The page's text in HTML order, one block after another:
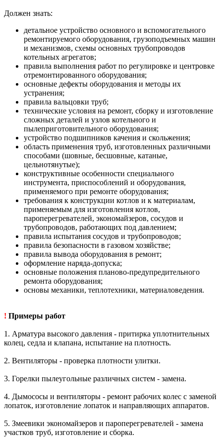
Должен знать:
детальное устройство основного и вспомогательного
ремонтируемого оборудования, грузоподъемных машин
и механизмов, схемы основных трубопроводов
котельных агрегатов;
правила выполнения работ по регулировке и центровке
отремонтированного оборудования;
основные дефекты оборудования и методы их
устранения;
правила вальцовки труб;
технические условия на ремонт, сборку и изготовление
сложных деталей и узлов котельного и
пылеприготовительного оборудования;
устройство подшипников качения и скольжения;
область применения труб, изготовленных различными
способами (шовные, бесшовные, катаные,
цельнотянутые);
конструктивные особенности специального
инструмента, приспособлений и оборудования,
применяемого при ремонте оборудования;
требования к конструкции котлов и к материалам,
применяемым для изготовления котлов,
пароперегревателей, экономайзеров, сосудов и
трубопроводов, работающих под давлением;
правила испытания сосудов и трубопроводов;
правила безопасности в газовом хозяйстве;
правила вывода оборудования в ремонт;
оформление наряда-допуска;
основные положения планово-предупредительного
ремонта оборудования;
основы механики, теплотехники, материаловедения.
! Примеры работ
1. Арматура высокого давления - притирка уплотнительных
колец, седла и клапана, испытание на плотность.
2. Вентиляторы - проверка плотности улитки.
3. Горелки пылеугольные различных систем - замена.
4. Дымососы и вентиляторы - ремонт рабочих колес с заменой
лопаток, изготовление лопаток и направляющих аппаратов.
5. Змеевики экономайзеров и пароперегревателей - замена
участков труб, изготовление и сборка.